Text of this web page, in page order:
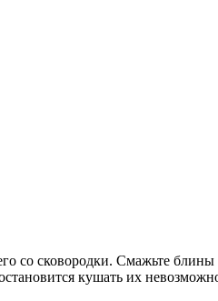
со сковородки. Смажьте
кушать их